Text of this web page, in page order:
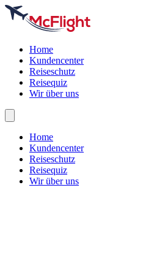
Home
Kundencenter
Reiseschutz
Reisequiz
Wir über uns
Home
Kundencenter
Reiseschutz
Reisequiz
Wir über uns